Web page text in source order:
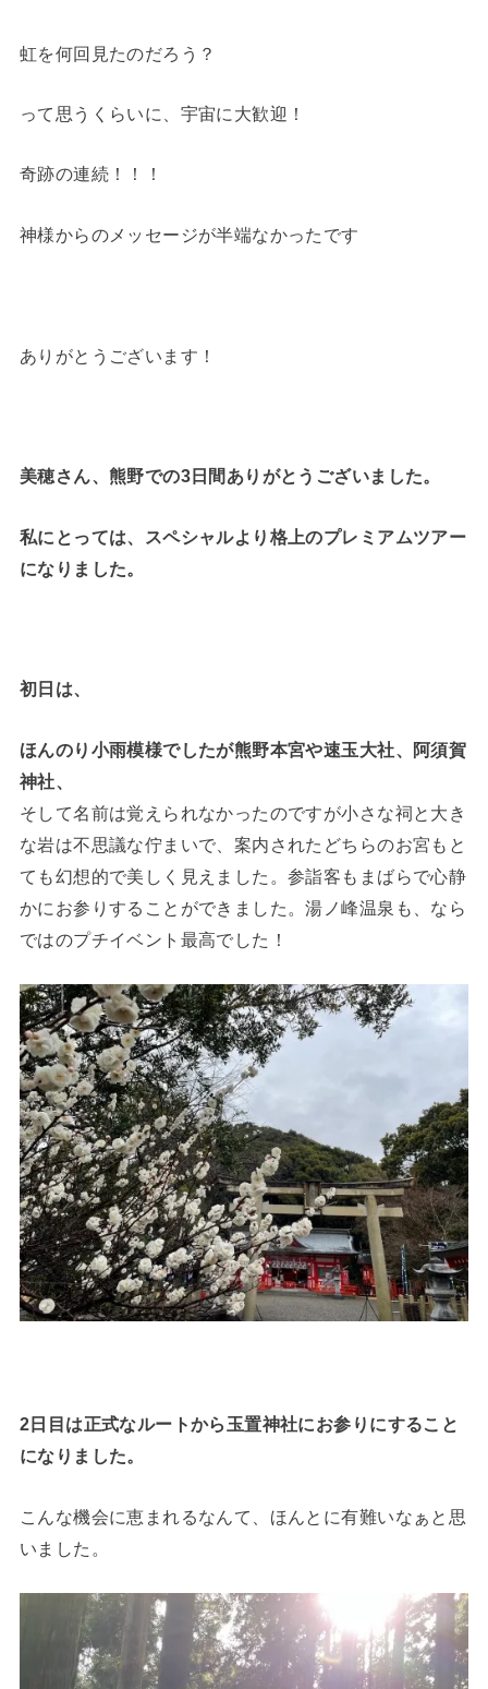
虹を何回見たのだろう？
って思うくらいに、宇宙に大歓迎！
奇跡の連続！！！
神様からのメッセージが半端なかったです
ありがとうございます！
美穂さん、熊野での3日間ありがとうございました。
私にとっては、スペシャルより格上のプレミアムツアー
になりました。
初日は、
ほんのり小雨模様でしたが熊野本宮や速玉大社、阿須賀
神社、
そして名前は覚えられなかったのですが小さな祠と大き
な岩は不思議な佇まいで、案内されたどちらのお宮もと
ても幻想的で美しく見えました。参詣客もまばらで心静
かにお参りすることができました。湯ノ峰温泉も、なら
ではのプチイベント最高でした！
2日目は正式なルートから玉置神社にお参りにすること
になりました。
こんな機会に恵まれるなんて、ほんとに有難いなぁと思
いました。